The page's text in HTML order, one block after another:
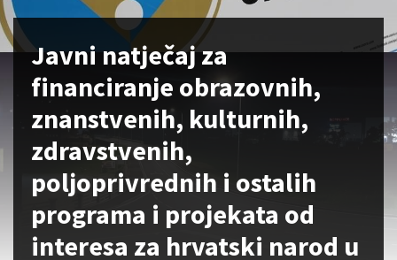
Javni natječaj za
financiranje obrazovnih,
znanstvenih, kulturnih,
zdravstvenih,
poljoprivrednih i ostalih
programa i projekata od
interesa za hrvatski narod u